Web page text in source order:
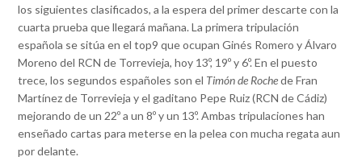
los siguientes clasificados, a la espera del primer descarte con la
cuarta prueba que llegará mañana. La primera tripulación
española se sitúa en el top9 que ocupan Ginés Romero y Álvaro
Moreno del RCN de Torrevieja, hoy 13º, 19º y 6º. En el puesto
trece, los segundos españoles son el Timón de Rochede Fran
Martínez de Torrevieja y el gaditano Pepe Ruiz (RCN de Cádiz)
mejorando de un 22º a un 8º y un 13º. Ambas tripulaciones han
enseñado cartas para meterse en la pelea con mucha regata aun
por delante.